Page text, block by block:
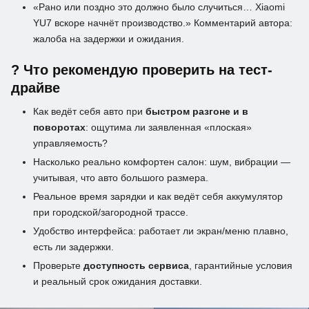
«Рано или поздно это должно было случиться… Xiaomi
YU7 вскоре начнёт производство.» Комментарий автора:
жалоба на задержки и ожидания.
? Что рекомендую проверить на тест-
драйве
Как ведёт себя авто при быстром разгоне и в
поворотах: ощутима ли заявленная «плоская»
управляемость?
Насколько реально комфортен салон: шум, вибрации —
учитывая, что авто большого размера.
Реальное время зарядки и как ведёт себя аккумулятор
при городской/загородной трассе.
Удобство интерфейса: работает ли экран/меню плавно,
есть ли задержки.
Проверьте доступность сервиса , гарантийные условия
и реальный срок ожидания доставки.